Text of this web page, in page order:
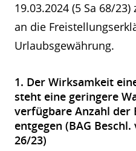
19.03.2024 (5 Sa 68/
an die
Urlaubsgewährung.
1. Der Wirksamkeit
steht eine geringere
verfügbare Anzahl
entgegen (BAG Beschl.
26/23)